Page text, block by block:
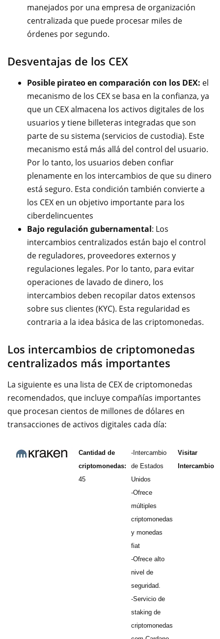
manejados por una empresa de organización
centralizada que puede procesar miles de
órdenes por segundo.
Desventajas de los CEX
Posible pirateo en comparación con los DEX: el
mecanismo de los CEX se basa en la confianza, ya
que un CEX almacena los activos digitales de los
usuarios y tiene billeteras integradas que son
parte de su sistema (servicios de custodia). Este
mecanismo está más allá del control del usuario.
Por lo tanto, los usuarios deben confiar
plenamente en los intercambios de que su dinero
está seguro. Esta condición también convierte a
los CEX en un objetivo importante para los
ciberdelincuentes
Bajo regulación gubernamental: Los
intercambios centralizados están bajo el control
de reguladores, proveedores externos y
regulaciones legales. Por lo tanto, para evitar
operaciones de lavado de dinero, los
intercambios deben recopilar datos extensos
sobre sus clientes (KYC). Esta regularidad es
contraria a la idea básica de las criptomonedas.
Los intercambios de criptomonedas
centralizados más importantes
La siguiente es una lista de CEX de criptomonedas
recomendados, que incluye compañías importantes
que procesan cientos de millones de dólares en
transacciones de activos digitales cada día:
Cantidad de
criptomonedas:
45
-Intercambio
de Estados
Unidos
-Ofrece
múltiples
criptomonedas
y monedas
fiat
-Ofrece alto
nivel de
seguridad.
-Servicio de
staking de
criptomonedas
Visitar
Intercambio